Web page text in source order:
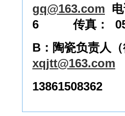
gq@163.com
6传真：
B ：陶瓷负责人
xqjtt@163.com